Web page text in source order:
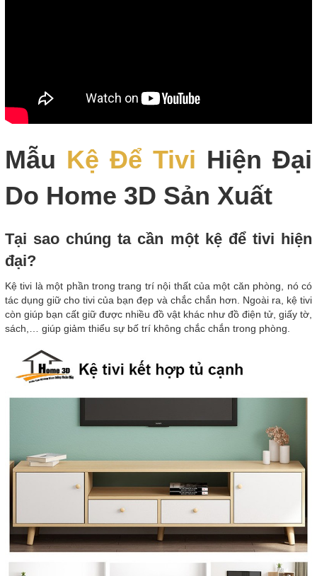
Mẫu Kệ Để Tivi Hiện Đại
Do Home 3D Sản Xuất
Tại sao chúng ta cần một kệ để tivi hiện
đại?
Kệ tivi là một phần trong trang trí nội thất của một căn phòng, nó có
tác dụng giữ cho tivi của bạn đẹp và chắc chắn hơn. Ngoài ra, kệ tivi
còn giúp bạn cất giữ được nhiều đồ vật khác như đồ điện tử, giấy tờ,
sách,… giúp giảm thiểu sự bố trí không chắc chắn trong phòng.